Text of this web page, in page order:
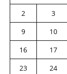
2
3
9
10
16
17
23
24